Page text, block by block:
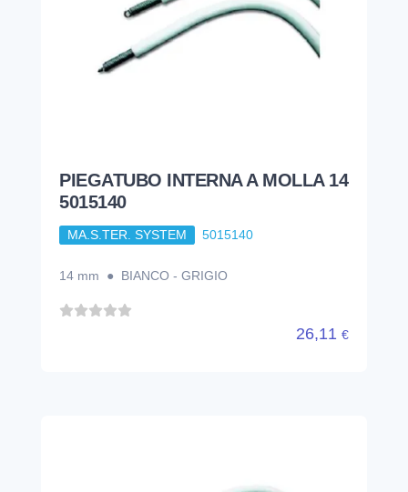
PIEGATUBO INTERNA A MOLLA 14
5015140
MA.S.TER. SYSTEM 5015140
14 mm ● BIANCO - GRIGIO
26,11 €